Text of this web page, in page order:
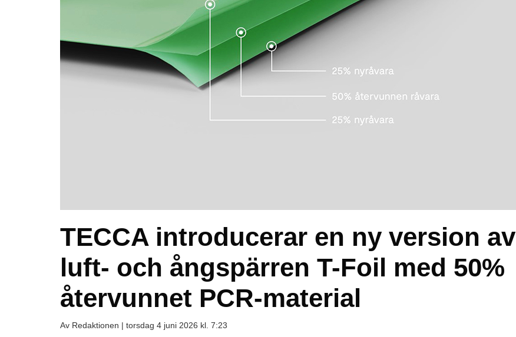
TECCA introducerar en ny version av
luft- och ångspärren T-Foil med 50%
återvunnet PCR-material
Av Redaktionen | torsdag 4 juni 2026 kl. 7:23